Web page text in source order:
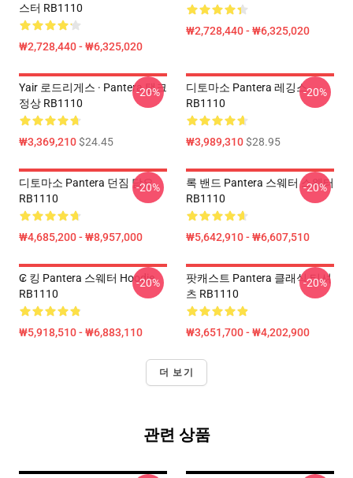
스터 RB1110
₩2,728,440 - ₩6,325,020
₩2,728,440 - ₩6,325,020
Yair 로드리게스 · Pantera 탱크
정상 RB1110
₩3,369,210$24.45
-20%
디토마소 Pantera 레깅스
RB1110
₩3,989,310$28.95
-20%
디토마소 Pantera 던짐 담요
RB1110
₩4,685,200 - ₩8,957,000
-20%
록 밴드 Pantera 스웨터 스웨터
RB1110
₩5,642,910 - ₩6,607,510
-20%
₢ 킹 Pantera 스웨터 Hoodie
RB1110
₩5,918,510 - ₩6,883,110
-20%
팟캐스트 Pantera 클래식 티셔
츠 RB1110
₩3,651,700 - ₩4,202,900
-20%
더 보기
관련 상품